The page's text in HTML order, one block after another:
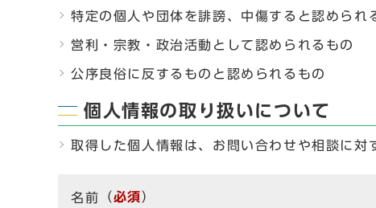
特定の個人や団体を誹謗、中傷すると認められ
営利・宗教・政治活動として認められるもの
公序良俗に反するものと認められるもの
個人情報の取り扱いについて
取得した個人情報は、お問い合わせや相談に
名前 （必須）